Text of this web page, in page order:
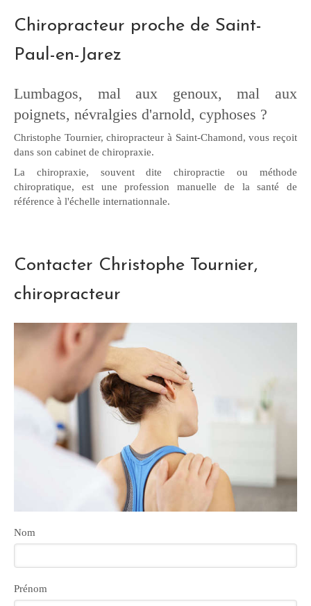
Chiropracteur proche de Saint-
Paul-en-Jarez
Lumbagos, mal aux genoux, mal aux
poignets, névralgies d'arnold, cyphoses ?
Christophe Tournier, chiropracteur à Saint-Chamond, vous reçoit
dans son cabinet de chiropraxie.
La chiropraxie, souvent dite chiropractie ou méthode
chiropratique, est une profession manuelle de la santé de
référence à l'échelle internationnale.
Contacter Christophe Tournier,
chiropracteur
Nom
Prénom